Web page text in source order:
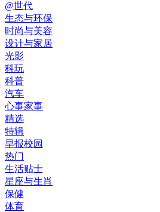
@世代
生态与环保
时尚与美容
设计与家居
光影
科玩
科普
汽车
心事家事
精选
特辑
早报校园
热门
生活贴士
星座与生肖
保健
体育